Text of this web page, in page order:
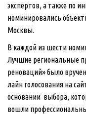
экспертов, а также по
номинировались
Москвы.
В каждой из шести
Лучшие региональные
реноваций» было
лайн голосования на
основании выбора,
вошли